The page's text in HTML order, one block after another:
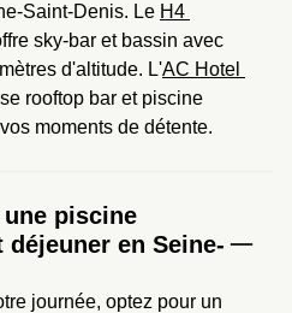
Saint-Denis. Le H4
sky-bar et bassin avec
d'altitude. L'AC Hotel
rooftop bar et piscine
moments de détente.
piscine
en Seine-
journée, optez pour un